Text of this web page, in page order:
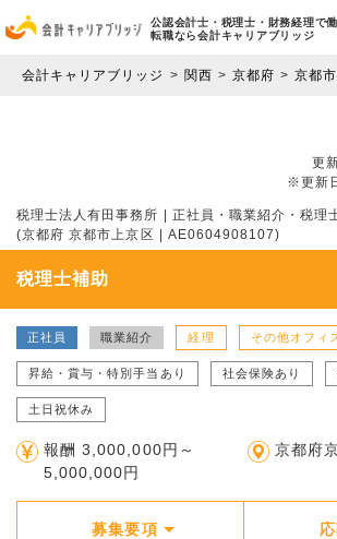
公認会計士・税理士・財務経理で働
転職なら会計キャリアブリッジ
会計キャリアブリッジ 関西 京都府 京都
更
※更新
税理士法人有田事務所 | 正社員・職業紹介・税理
(京都府 京都市上京区 | AE0604908107)
税理士補助
正社員 職業紹介 経理 その他オフィ
昇給・賞与・特別手当あり 社会保険あり
土日祝休み
報酬 3,000,000円～
5,000,000円
京都府
募集要項